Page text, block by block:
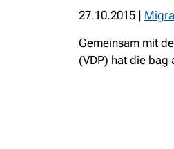
27.10.2015 |
Gemeinsam mit
(VDP) hat die